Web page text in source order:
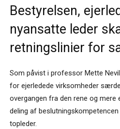
Bestyrelsen,
nyansatte leder
retningslinier for
Som påvist i professor Mette
for ejerledede virksomheder
overgangen fra den rene og mere
deling af
topleder.